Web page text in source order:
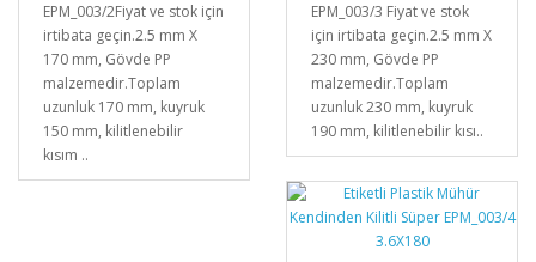
EPM_003/2Fiyat ve stok için
irtibata geçin.2.5 mm X
170 mm, Gövde PP
malzemedir.Toplam
uzunluk 170 mm, kuyruk
150 mm, kilitlenebilir
kısım ..
EPM_003/3 Fiyat ve stok
için irtibata geçin.2.5 mm X
230 mm, Gövde PP
malzemedir.Toplam
uzunluk 230 mm, kuyruk
190 mm, kilitlenebilir kısı..